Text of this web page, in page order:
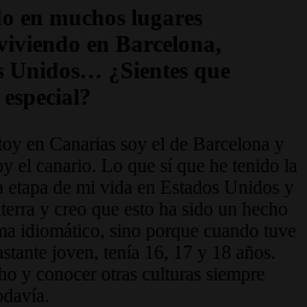
en muchos lugares
en Barcelona,
Unidos… ¿Sientes que
en Canarias soy el de Barcelona y
el canario. Lo que sí que he tenido la
de mi vida en Estados Unidos y
y creo que esto ha sido un hecho
idiomático, sino porque cuando tuve
joven, tenía 16, 17 y 18 años.
y conocer otras culturas siempre